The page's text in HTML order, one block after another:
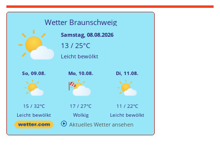
Wetter Braunschweig
Samstag, 08.08.2026
13 / 25°C
Leicht bewölkt
So, 09.08.
15 / 32°C
Leicht bewölkt
Mo, 10.08.
17 / 27°C
Wolkig
Di, 11.08.
11 / 22°C
Leicht bewölkt
Aktuelles Wetter ansehen